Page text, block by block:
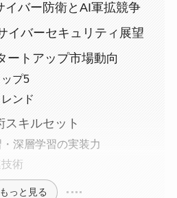
イバー防衛とAI軍拡競争
イバーセキュリティ展望
ートアップ市場動向
プ5
ンド
スキルセット
深層学習の実装力
術
もっと見る